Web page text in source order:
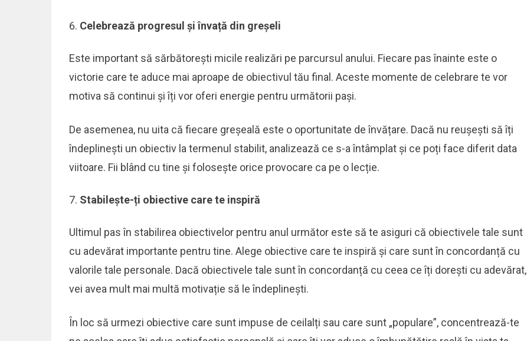
Celebrează progresul și învață din greșeli
Este important să sărbătorești micile realizări pe parcursul anului. Fiecare pas înainte este o
victorie care te aduce mai aproape de obiectivul tău final. Aceste momente de celebrare te vor
motiva să continui și îți vor oferi energie pentru următorii pași.
De asemenea, nu uita că fiecare greșeală este o oportunitate de învățare. Dacă nu reușești să îți
îndeplinești un obiectiv la termenul stabilit, analizează ce s-a întâmplat și ce poți face diferit data
viitoare. Fii blând cu tine și folosește orice provocare ca pe o lecție.
Stabilește-ți obiective care te inspiră
Ultimul pas în stabilirea obiectivelor pentru anul următor este să te asiguri că obiectivele tale sunt
cu adevărat importante pentru tine. Alege obiective care te inspiră și care sunt în concordanță cu
valorile tale personale. Dacă obiectivele tale sunt în concordanță cu ceea ce îți dorești cu adevărat,
vei avea mult mai multă motivație să le îndeplinești.
În loc să urmezi obiective care sunt impuse de ceilalți sau care sunt „populare”, concentrează-te